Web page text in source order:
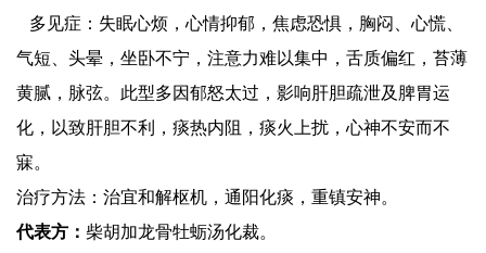
多见症：失眠心烦，心情抑郁，焦虑恐惧，胸闷、心慌、
气短、头晕，坐卧不宁，注意力难以集中，舌质偏红，苔薄
黄腻，脉弦。此型多因郁怒太过，影响肝胆疏泄及脾胃运
化，以致肝胆不利，痰热内阻，痰火上扰，心神不安而不
寐。
治疗方法：治宜和解枢机，通阳化痰，重镇安神。
代表方： 柴胡加龙骨牡蛎汤化裁。